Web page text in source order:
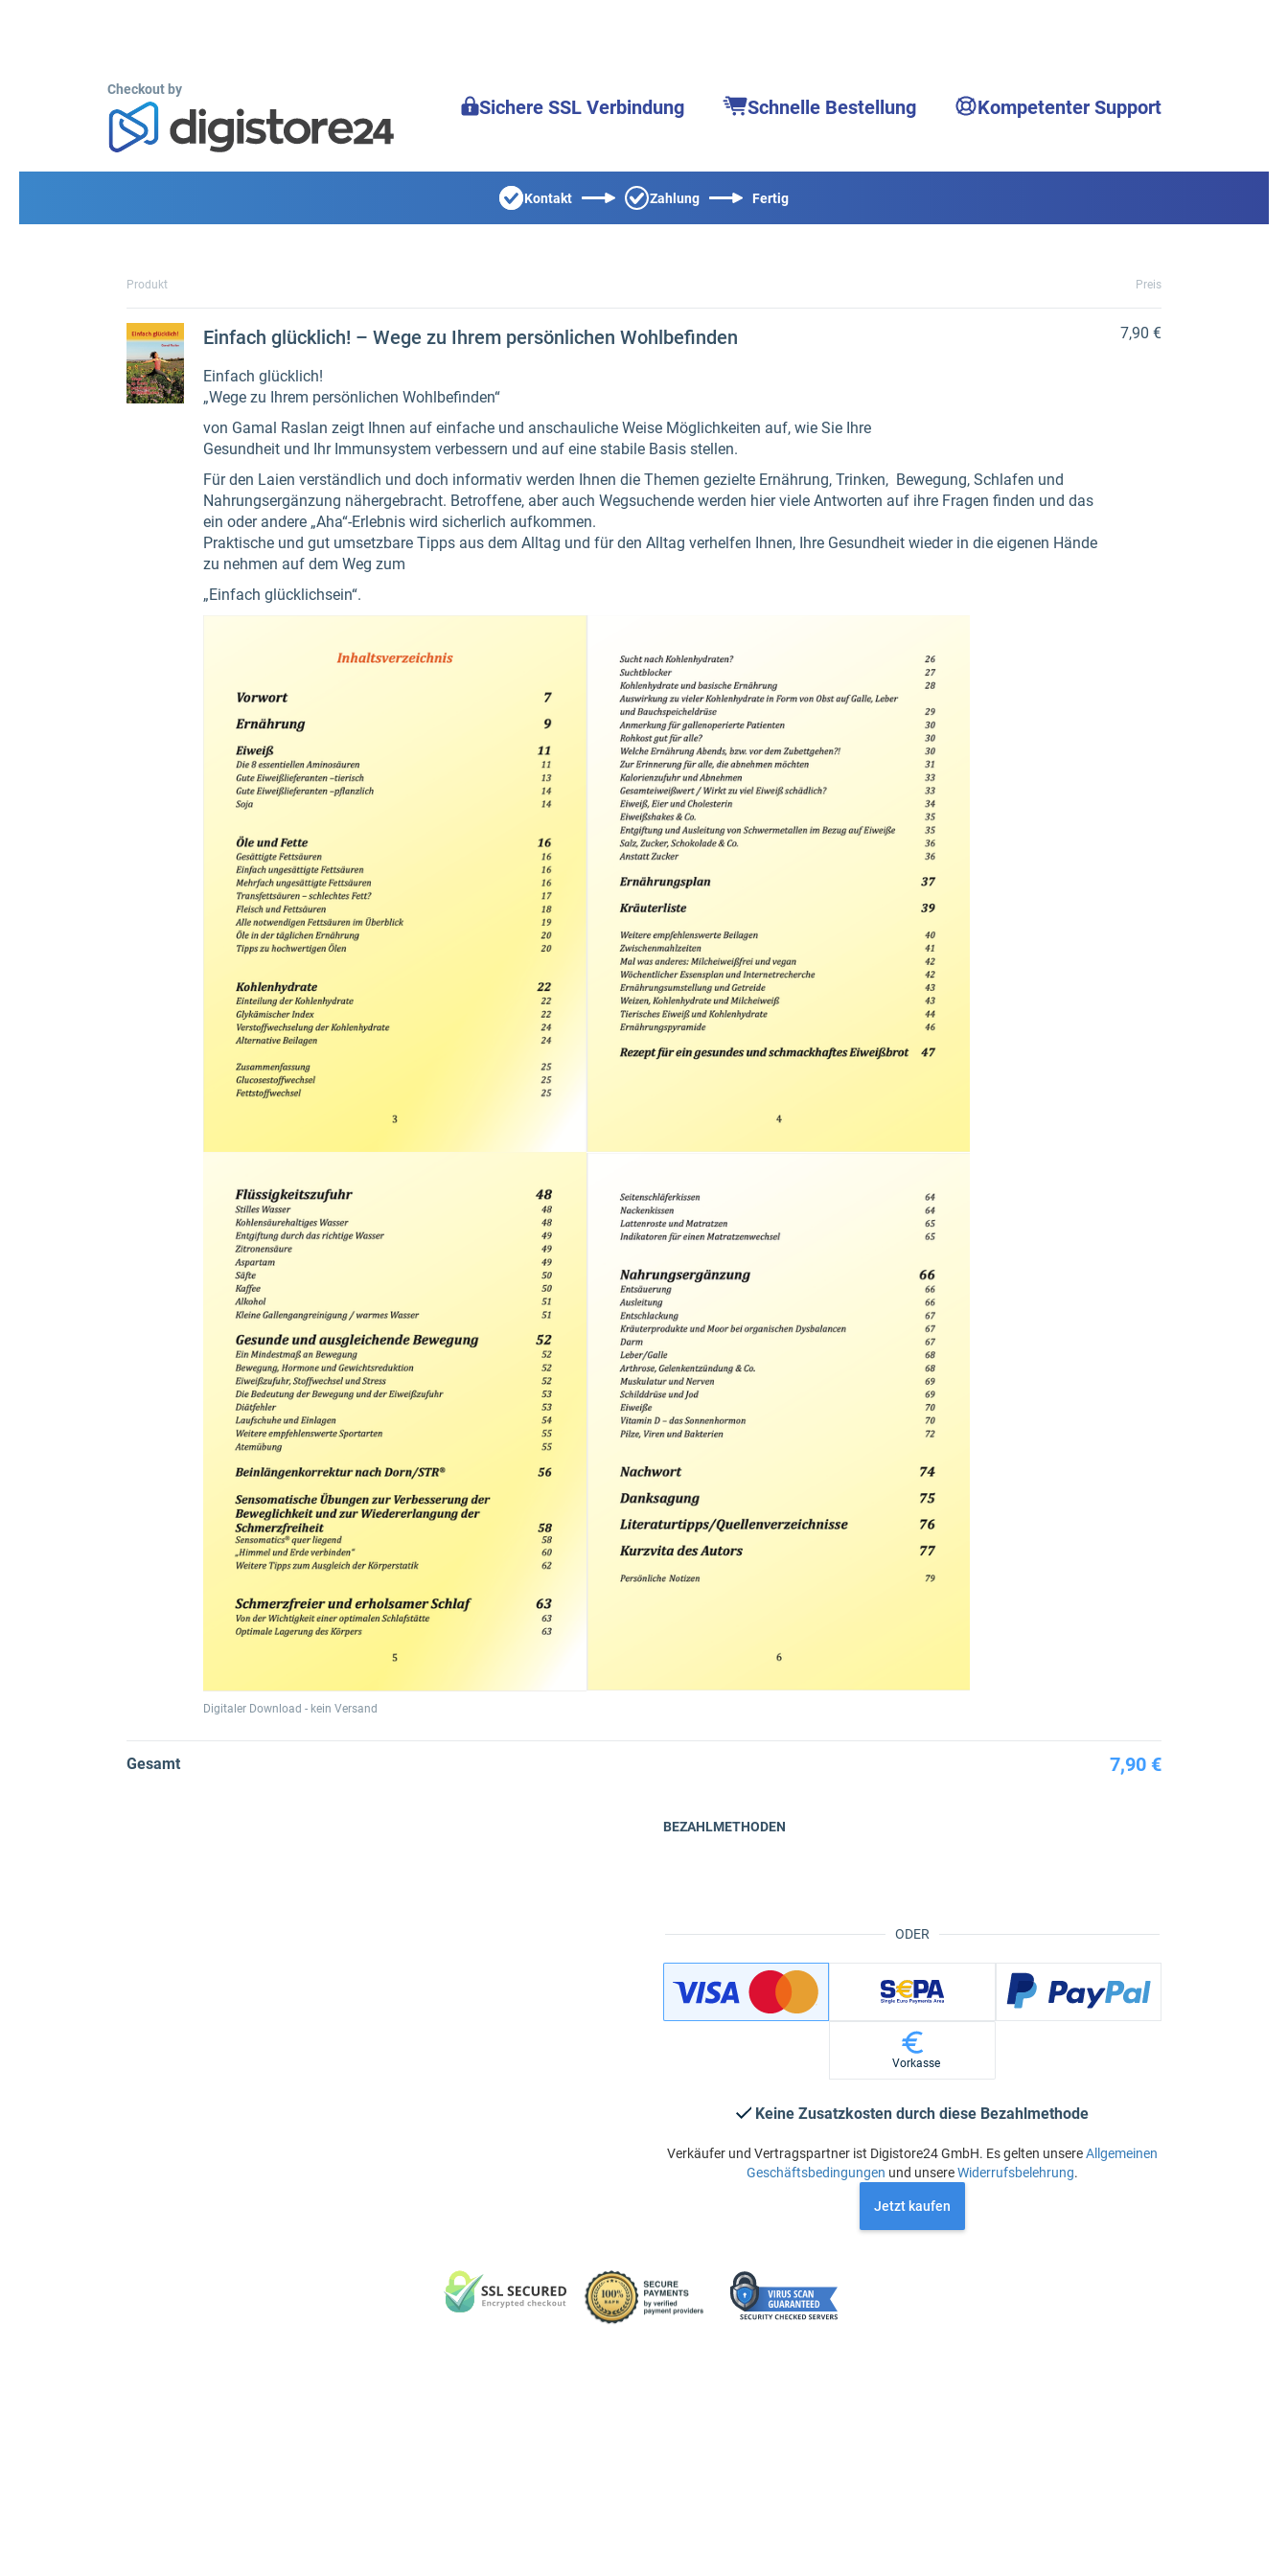
Checkout by
Sichere SSL Verbindung Schnelle Bestellung Kompetenter Support
Kontakt Zahlung Fertig
Produkt Preis
Einfach glücklich! – Wege zu Ihrem persönlichen Wohlbefinden
Einfach glücklich!
„Wege zu Ihrem persönlichen Wohlbefinden“
von Gamal Raslan zeigt Ihnen auf einfache und anschauliche Weise Möglichkeiten auf, wie Sie Ihre
Gesundheit und Ihr Immunsystem verbessern und auf eine stabile Basis stellen.
Für den Laien verständlich und doch informativ werden Ihnen die Themen gezielte Ernährung, Trinken, Bewegung, Schlafen und
Nahrungsergänzung nähergebracht. Betroffene, aber auch Wegsuchende werden hier viele Antworten auf ihre Fragen finden und das
ein oder andere „Aha“-Erlebnis wird sicherlich aufkommen.
Praktische und gut umsetzbare Tipps aus dem Alltag und für den Alltag verhelfen Ihnen, Ihre Gesundheit wieder in die eigenen Hände
zu nehmen auf dem Weg zum
„Einfach glücklichsein“.
Digitaler Download - kein Versand
7,90 €
Gesamt 7,90 €
ODER
BEZAHLMETHODEN
Vorkasse
Keine Zusatzkosten durch diese Bezahlmethode
Verkäufer und Vertragspartner ist Digistore24 GmbH. Es gelten unsereAllgemeinen
Geschäftsbedingungen und unsereWiderrufsbelehrung.
Jetzt kaufen